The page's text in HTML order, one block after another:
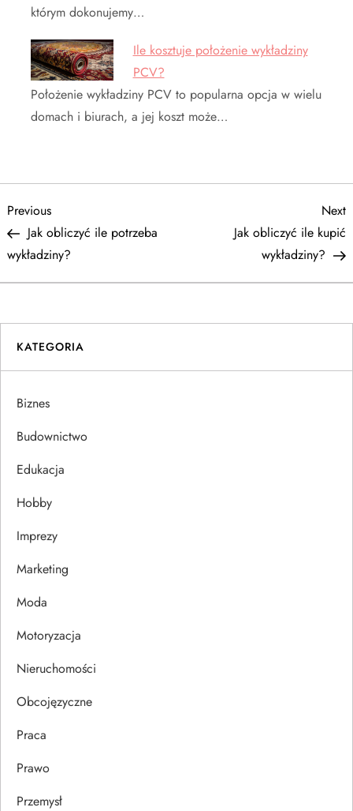
którym dokonujemy…
Ile kosztuje położenie wykładziny
PCV?
Położenie wykładziny PCV to popularna opcja w wielu
domach i biurach, a jej koszt może…
N
a
w
i
g
a
c
a
w
p
u
Previous
Post
Previous
Jak obliczyć ile potrzeba
wykładziny?
Next
Jak obliczyć ile kupić
wykładziny?
KATEGORIA
Biznes
Budownictwo
Edukacja
Hobby
Imprezy
Marketing
Moda
Motoryzacja
Nieruchomości
Obcojęzyczne
Praca
Prawo
Przemysł